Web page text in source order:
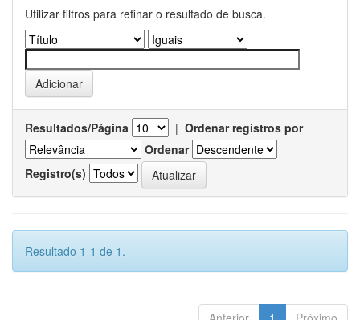
Utilizar filtros para refinar o resultado de busca.
Resultados/Página | Ordenar registros por
Ordenar
Registro(s)
Resultado 1-1 de 1.